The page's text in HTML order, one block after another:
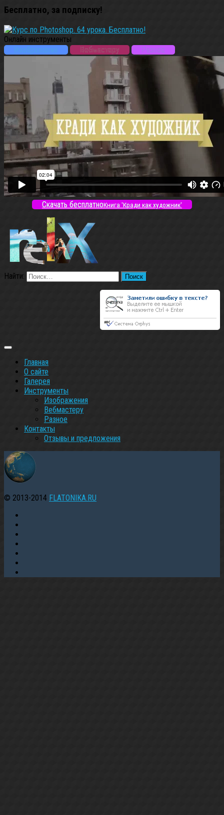
Бесплатно, за подписку!
Онлайн инструменты
Изображения
Вебмастеру Разное
Скачать бесплатноКнига 'Кради как художник'
Найти:
Главная
О сайте
Галерея
Инструменты
Изображения
Вебмастеру
Разное
Контакты
Oтзывы и предложения
© 2013-2014 FLATONIKA.RU